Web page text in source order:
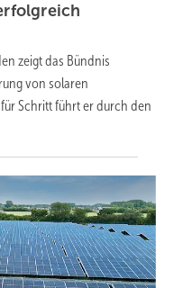
zeigt das Bündnis
von solaren
Schritt führt er durch den